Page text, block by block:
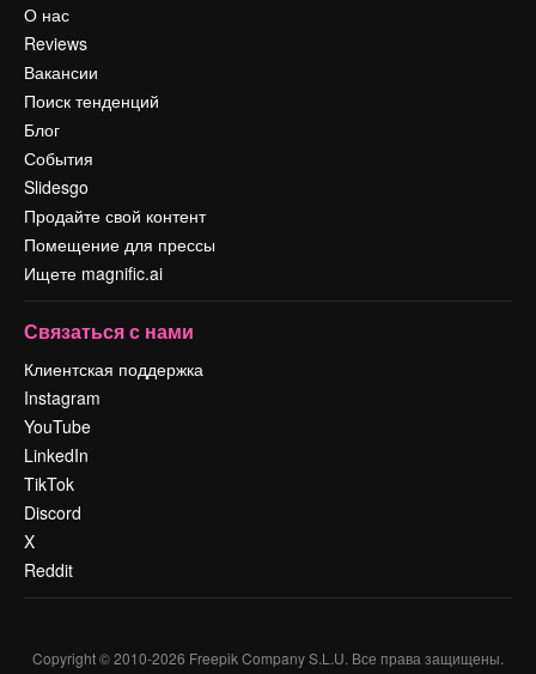
О нас
Reviews
Вакансии
Поиск тенденций
Блог
События
Slidesgo
Продайте свой контент
Помещение для прессы
Ищете magnific.ai
Связаться с нами
Клиентская поддержка
Instagram
YouTube
LinkedIn
TikTok
Discord
X
Reddit
Copyright © 2010-2026 Freepik Company S.L.U. Все права защищены.